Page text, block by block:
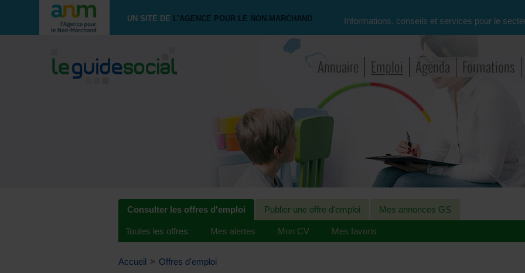
UN SITE DE L'AGENCE POUR LE NON-MARCHAND Informations, conseils et services pour le
Annuaire Emploi Agenda Formations
Consulter les offres d'emploi Publier une offre d'emploi Mes annonces GS
Toutes les offres Mes alertes Mon CV Mes favoris
Accueil > Offres d'emploi